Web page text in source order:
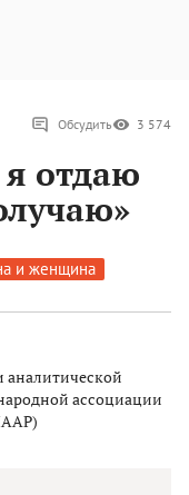
Обсудить 3 574
отдаю
и женщина
ассоциации